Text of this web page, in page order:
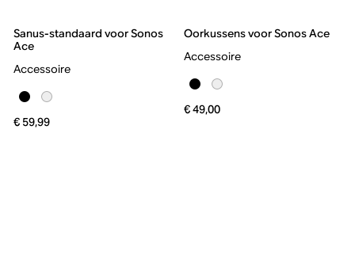
Sanus-standaard voor Sonos
Ace
Accessoire
€ 59,99
Oorkussens voor Sonos Ace
Accessoire
€ 49,00